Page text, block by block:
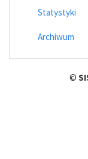
Statystyki
Archiwum
©